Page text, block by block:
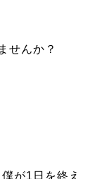
せんか？
が1日を終え